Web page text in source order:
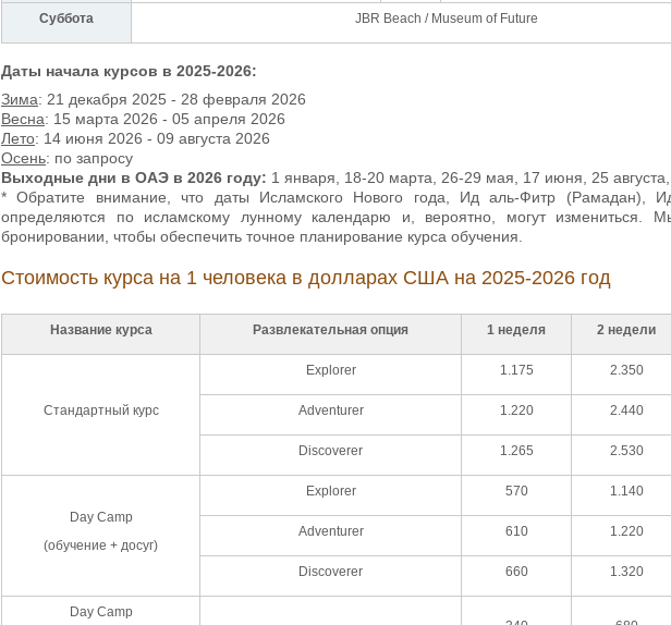
Суббота JBR Beach / Museum of Future
Даты начала курсов в 2025-2026:
Зима: 21 декабря 2025 - 28 февраля 2026
Весна: 15 марта 2026 - 05 апреля 2026
Лето: 14 июня 2026 - 09 августа 2026
Осень: по запросу
Выходные дни в ОАЭ в 2026 году: 1 января, 18-20 марта, 26-29 мая, 17 июня, 25
* Обратите внимание, что даты Исламского Нового года, Ид аль-Фитр (Рамадан),
определяются по исламскому лунному календарю и, вероятно, могут измениться.
бронировании, чтобы обеспечить точное планирование курса обучения.
Стоимость курса на 1 человека в долларах США на 2025-2026 год
Название курса Развлекательная опция 1 неделя 2 недели
Стандартный курс
Explorer 1.175 2.350
Adventurer 1.220 2.440
Discoverer
1.265 2.530
Day Camp
(обучение + досуг)
Explorer 570 1.140
Adventurer 610 1.220
Discoverer
660 1.320
Day Camp